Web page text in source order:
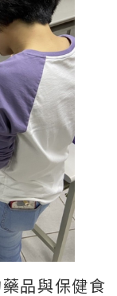
品與保健食